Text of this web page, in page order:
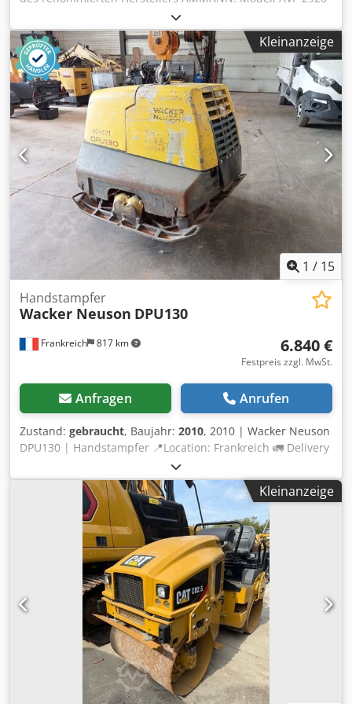
ausgestattet mit einem zuverlässigen HATZ Dieselmotor
mit 5 kW Leistung. Die Maschine ist für professionelle
Pflasterarbeiten, Straßenbau sowie die Verdichtung von
Boden, Pflastersteinen, Schotter und Asphalt ausgelegt.
Das Gerät ist komplett mechanisch, mit robuster deutscher
Konstruktion. Optischer Zustand entsprechend den Fotos –
normale Gebrauchsspuren. Dsdpfx Aoy Sifyoahock
Technische Daten: • Hersteller: AMMANN • Modell: AVP
2920 • Baujahr: 1999 • Motor: HATZ Diesel • Motortyp:
1B30-6 • Leistung: 5 kW • Betriebsgewicht: 190 kg •
Handstart • Made in Germany Einsatzbereiche: •
Pflastersteinverdichtung • Pflasterarbeiten • Straßenbau •
Verdichten von Boden und Schotter • Gräben und
Fundamente Zustand: Gebrauchte, vollständige Maschine.
HATZ Motor – robuste und geschätzte Diesel-Einheit.
Kleinanzeige
1 / 15
Frankreich 817 km
Handstampfer
Wacker Neuson DPU130
6.840 €
Festpreis zzgl. MwSt.
Anfragen Anrufen
Zustand: gebraucht, Baujahr: 2010, 2010 | Wacker Neuson
DPU130 | Handstampfer 📍Location: Frankreich 🚛 Delivery
available to your destination – Use our shipping calculator
to estimate transport costs! 💰 Buy Now for EUR 6800 or
Make an Offer. Payment at delivery available for an
affordable fee (subject to approval)* 👷‍♂️ Inspected by an
independent expert 0 Inspektionspunkte 0 genehmigt ✅ 0
unvollkommene ℹ️ 0 Ausgaben ⚠️ 📌 Inspector's Comment:
Lombardini Motor. Reversible Platte mit
Funkfernsteuerung. Schlagkraft 5 Tonnen. Wenig
Betriebsstunden. Die Exzentriker wurden bei 285 Stunden
ausgetauscht. 📄 Want to see the full inspection, extra
photos, or a video? Tip: The reference "40831 Equippo" is
commonly used when looking up more details online. 💡
Why this machine and our service stands out: ✔ Thorough
inspection by professionals ✔ Jobsite delivery available ✔
Money-Back Guaranteed Dedpfey Ruklex Aahjck ✔ Secure
Kleinanzeige